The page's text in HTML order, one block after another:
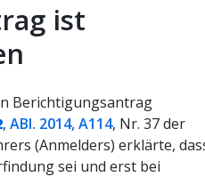
ist
Berichtigungsantrag
, ABl. 2014, A114, Nr. 37 der
(Anmelders) erklärte,
sei und erst bei